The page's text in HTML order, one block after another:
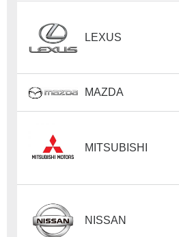
LEXUS
MAZDA
MITSUBISHI
NISSAN